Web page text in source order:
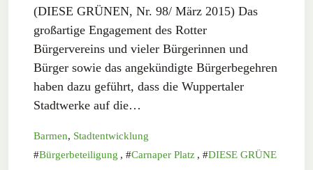
(DIESE GRÜNEN, Nr. 98/ März 2015) Das
großartige Engagement des Rotter
Bürgervereins und vieler Bürgerinnen und
Bürger sowie das angekündigte Bürgerbegehren
haben dazu geführt, dass die Wuppertaler
Stadtwerke auf die…
Barmen, Stadtentwicklung
Bürgerbeteiligung , Carnaper Platz , DIESE GRÜNE